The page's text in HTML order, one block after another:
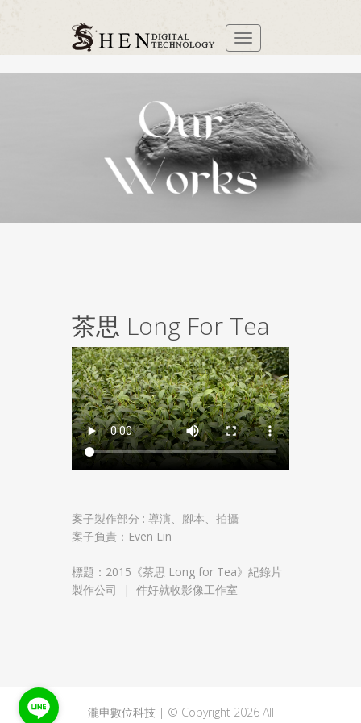
茶思 Long For Tea
案子製作部分 : 導演、腳本、拍攝
案子負責：Even Lin
標題：2015《茶思 Long for Tea》紀錄片
製作公司 | 件好就收影像工作室
瀧申數位科技 | © Copyright 2026 All